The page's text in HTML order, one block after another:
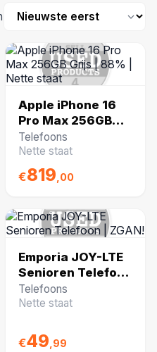
zodat je zorgeloos
Ontdek ons
prijzen en uitstekende
Sorteren
Apple iPhone 16
Pro Max 256GB
Grijs | 88% | Nette
staat
Telefoons
Nette staat
€819 ,00
Emporia JOY-LTE
Senioren Telefoon
| ZGAN!
Telefoons
Nette staat
€49 ,99